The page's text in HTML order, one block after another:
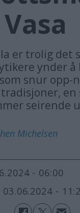
er trolig det
ynder å
snur opp-
en
seirende
Michelsen
- 06:00
03.06.2024 -